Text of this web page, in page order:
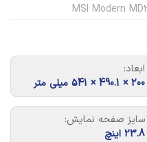
MSI Modern
ابعاد:
200 × 490.1 × 541 میلی متر
سایز صفحه نمایش:
23.8 اینچ